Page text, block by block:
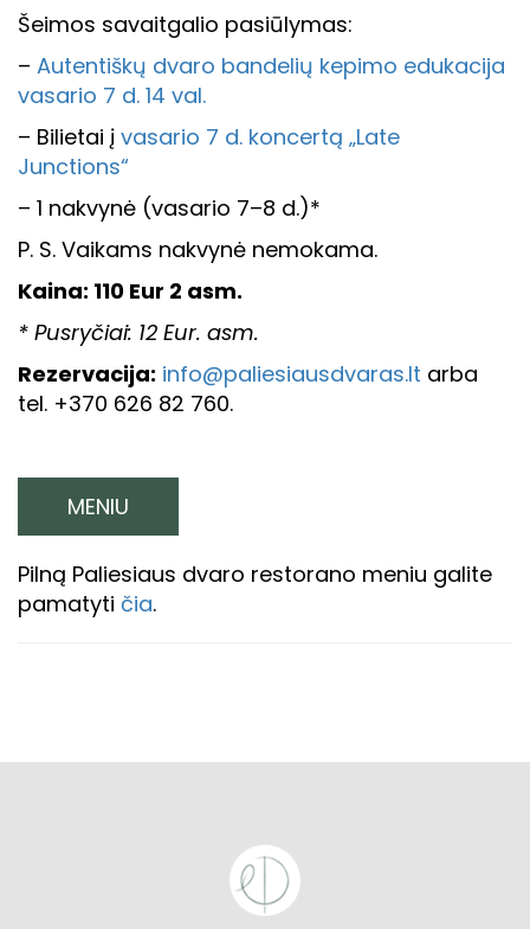
Šeimos savaitgalio pasiūlymas:
– Autentiškų dvaro bandelių kepimo edukacija
vasario 7 d. 14 val.
– Bilietai į vasario 7 d. koncertą „Late
Junctions“
– 1 nakvynė (vasario 7–8 d.)*
P. S. Vaikams nakvynė nemokama.
Kaina: 110 Eur 2 asm.
* Pusryčiai: 12 Eur. asm.
Rezervacija: info@paliesiausdvaras.lt arba
tel. +370 626 82 760.
MENIU
Pilną Paliesiaus dvaro restorano meniu galite
pamatyti čia.